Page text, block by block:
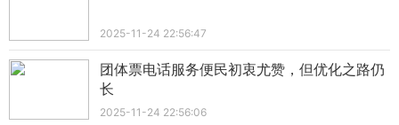
2025-11-24 22:56:47
团体票电话服务便民初衷尤赞，但优化之路仍
长
2025-11-24 22:56:06